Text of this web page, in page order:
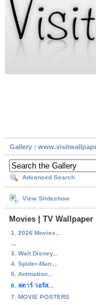
Gallery :
Advanced Search
View Slideshow
Movies | TV Wallpaper
1. 2026 Movies...
3. Walt Disney...
4. Spider-Man:...
5. Animation...
6. สตาร์ วอร์ส...
7. MOVIE POSTERS